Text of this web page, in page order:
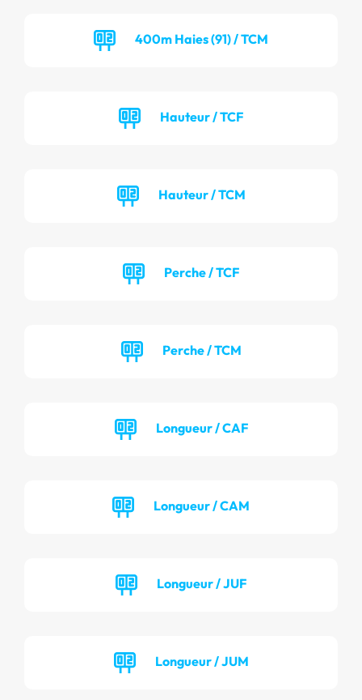
400m Haies (91) / TCM
Hauteur / TCF
Hauteur / TCM
Perche / TCF
Perche / TCM
Longueur / CAF
Longueur / CAM
Longueur / JUF
Longueur / JUM